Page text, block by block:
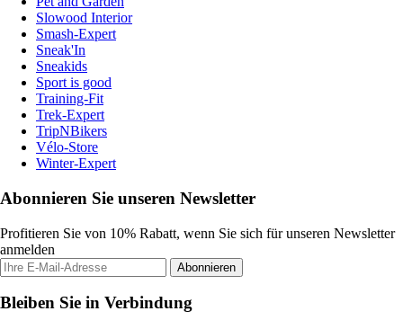
Slowood Interior
Smash-Expert
Sneak'In
Sneakids
Sport is good
Training-Fit
Trek-Expert
TripNBikers
Vélo-Store
Winter-Expert
Abonnieren Sie unseren Newsletter
Profitieren Sie von 10% Rabatt, wenn Sie sich für unseren Newsletter
anmelden
Abonnieren
Bleiben Sie in Verbindung